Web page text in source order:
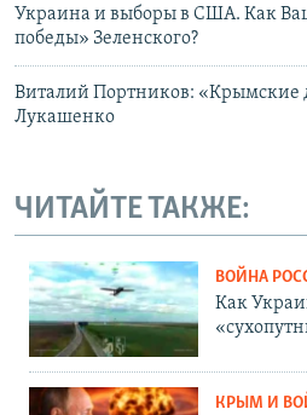
Украина и выборы в США. Как
победы» Зеленского?
Виталий Портников: «Крымские
Лукашенко
ЧИТАЙТЕ ТАКЖЕ:
ВОЙНА
Как
КРЫМ И